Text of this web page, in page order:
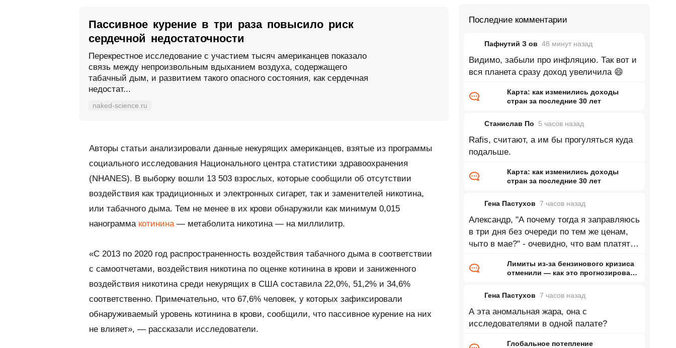
Пассивное курение в три раза повысило риск
сердечной недостаточности
Перекрестное исследование с участием тысяч американцев показало
связь между непроизвольным вдыханием воздуха, содержащего
табачный дым, и развитием такого опасного состояния, как сердечная
недостат...
naked-science.ru
Авторы статьи анализировали данные некурящих американцев, взятые из программы
социального исследования Национального центра статистики здравоохранения
(NHANES). В выборку вошли 13 503 взрослых, которые сообщили об отсутствии
воздействия как традиционных и электронных сигарет, так и заменителей никотина,
или табачного дыма. Тем не менее в их крови обнаружили как минимум 0,015
нанограмма котинина — метаболита никотина — на миллилитр.
«С 2013 по 2020 год распространенность воздействия табачного дыма в соответствии
с самоотчетами, воздействия никотина по оценке котинина в крови и заниженного
воздействия никотина среди некурящих в США составила 22,0%, 51,2% и 34,6%
соответственно. Примечательно, что 67,6% человек, у которых зафиксировали
обнаруживаемый уровень котинина в крови, сообщили, что пассивное курение на них
не влияет», — рассказали исследователи.
Последние комментарии
Пафнутий З ов 48 минут назад
Видимо, забыли про инфляцию. Так вот и
вся планета сразу доход увеличила 😄
Карта: как изменились доходы
стран за последние 30 лет
Станислав По 5 часов назад
Rafis, считают, а им бы прогуляться куда
подальше.
Карта: как изменились доходы
стран за последние 30 лет
Гена Пастухов 7 часов назад
Александр, "А почему тогда я заправляюсь
в три дня без очереди по тем же ценам,
чыто в мае?" - очевидно, что вам платят
Лимиты из-за бензинового кризиса
отменили — как это прогнозировал
Гена Пастухов 7 часов назад
А эта аномальная жара, она с
исследователями в одной палате?
Глобальное потепление